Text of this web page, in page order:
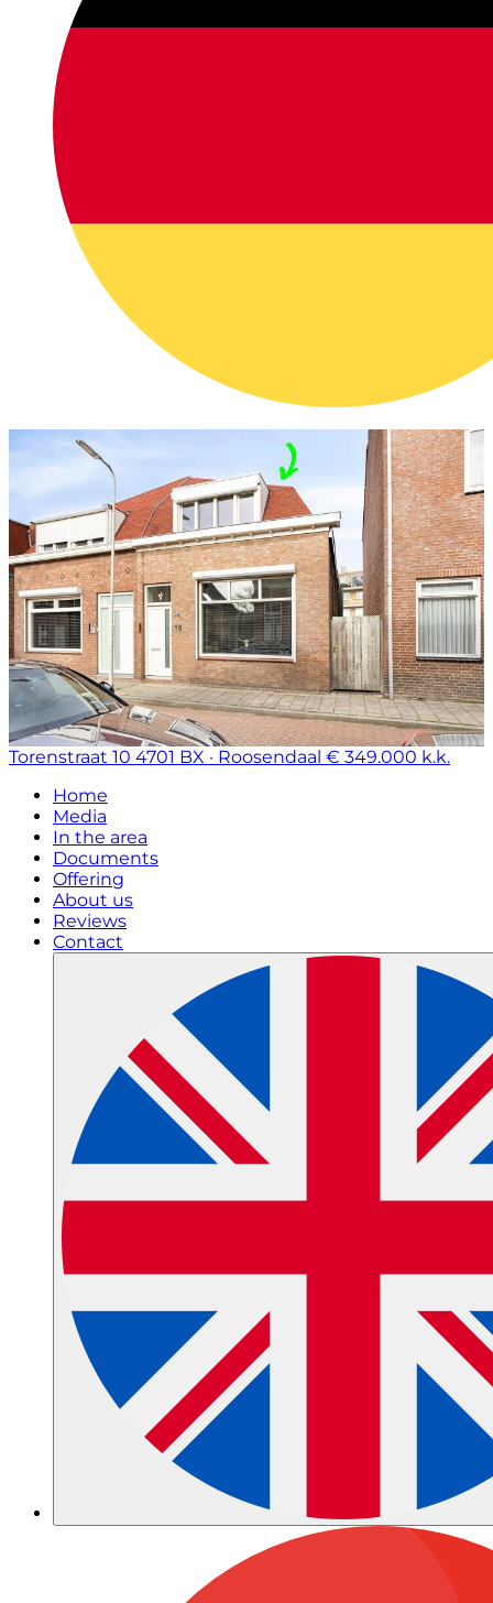
Torenstraat 10 4701 BX · Roosendaal € 349.000 k.k.
Home
Media
In the area
Documents
Offering
About us
Reviews
Contact